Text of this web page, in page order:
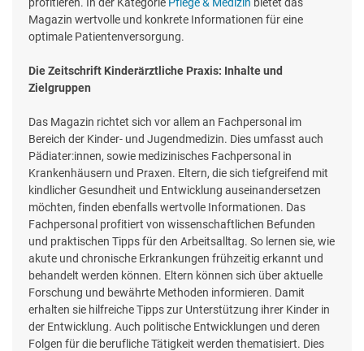
Magazin wertvolle und konkrete Informationen für eine
optimale Patientenversorgung.
Die Zeitschrift Kinderärztliche Praxis: Inhalte und
Zielgruppen
Das Magazin richtet sich vor allem an Fachpersonal im
Bereich der Kinder- und Jugendmedizin. Dies umfasst auch
Pädiater:innen, sowie medizinisches Fachpersonal in
Krankenhäusern und Praxen. Eltern, die sich tiefgreifend mit
kindlicher Gesundheit und Entwicklung auseinandersetzen
möchten, finden ebenfalls wertvolle Informationen. Das
Fachpersonal profitiert von wissenschaftlichen Befunden
und praktischen Tipps für den Arbeitsalltag. So lernen sie, wie
akute und chronische Erkrankungen frühzeitig erkannt und
behandelt werden können. Eltern können sich über aktuelle
Forschung und bewährte Methoden informieren. Damit
erhalten sie hilfreiche Tipps zur Unterstützung ihrer Kinder in
der Entwicklung. Auch politische Entwicklungen und deren
Folgen für die berufliche Tätigkeit werden thematisiert. Dies